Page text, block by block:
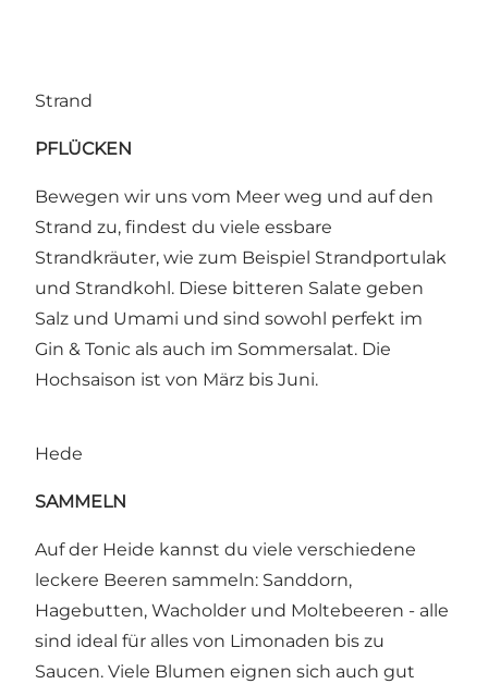
Strand
PFLÜCKEN
Bewegen wir uns vom Meer weg und auf den
Strand zu, findest du viele essbare
Strandkräuter, wie zum Beispiel Strandportulak
und Strandkohl. Diese bitteren Salate geben
Salz und Umami und sind sowohl perfekt im
Gin & Tonic als auch im Sommersalat. Die
Hochsaison ist von März bis Juni.
Hede
SAMMELN
Auf der Heide kannst du viele verschiedene
leckere Beeren sammeln: Sanddorn,
Hagebutten, Wacholder und Moltebeeren - alle
sind ideal für alles von Limonaden bis zu
Saucen. Viele Blumen eignen sich auch gut